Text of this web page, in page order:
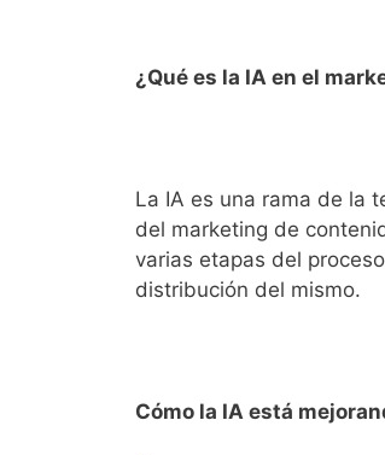
¿Qué es la IA en el
La IA es una rama de la
del marketing de
varias etapas del
distribución del mismo.
Cómo la IA está